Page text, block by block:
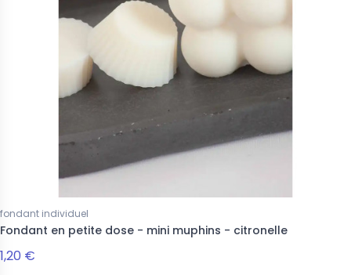
fondant individuel
Fondant en petite dose - mini muphins - citronelle
1,20 €